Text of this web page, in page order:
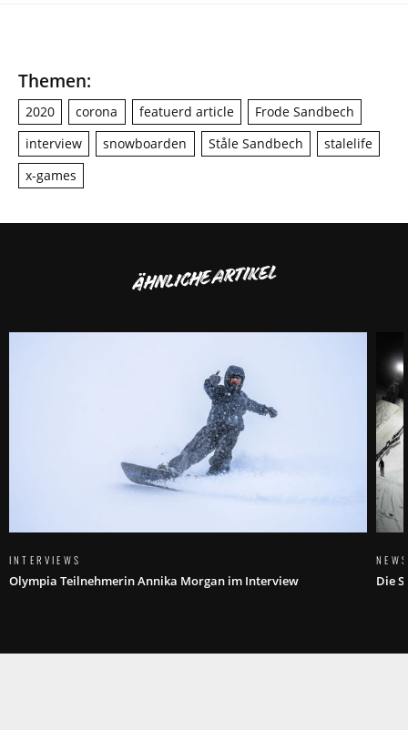
Themen:
2020 corona featuerd article
Frode Sandbech
interview
snowboarden Ståle Sandbech
stalelife
x-games
ÄHNLICHE ARTIKEL
INTERVIEWS
Olympia Teilnehmerin Annika Morgan im Interview
NEWS
Die